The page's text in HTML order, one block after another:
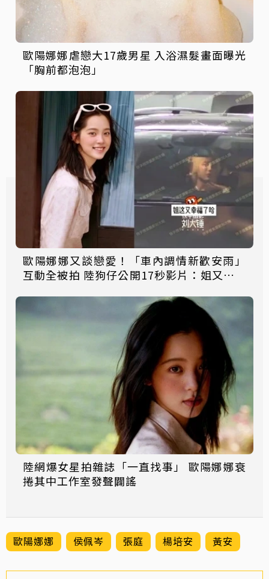
歐陽娜娜虐戀大17歲男星 入浴濕髮畫面曝光
「胸前都泡泡」
歐陽娜娜又談戀愛！「車內調情新歡安雨」
互動全被拍 陸狗仔公開17秒影片：姐又幸福
陸網爆女星拍雜誌「一直找事」 歐陽娜娜衰
捲其中工作室發聲闢謠
歐陽娜娜 侯佩岑 張庭 楊培安 黃安